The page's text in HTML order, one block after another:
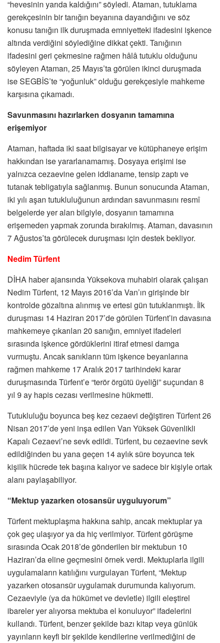
“hevesinin yarıda kaldığını” söyledi. Ataman, tutuklama
gerekçesinin bir tanığın beyanına dayandığını ve söz
konusu tanığın ilk duruşmada emniyetteki ifadesini işkence
altında verdiğini söylediğine dikkat çekti. Tanığının
ifadesini geri çekmesine rağmen hâlâ tutuklu olduğunu
söyleyen Ataman, 25 Mayıs’ta görülen ikinci duruşmada
ise SEGBİS’te “yoğunluk” olduğu gerekçesiyle mahkeme
karşısına çıkamadı.
Savunmasını hazırlarken dosyanın tamamına
erişemiyor
Ataman, haftada iki saat bilgisayar ve kütüphaneye erişim
hakkından ise yararlanamamış. Dosyaya erişimi ise
yalnızca cezaevine gelen iddianame, tensip zaptı ve
tutanak tebligatıyla sağlanmış. Bunun sonucunda Ataman,
iki yılı aşan tutukluluğunun ardından savunmasını resmî
belgelerde yer alan bilgiyle, dosyanın tamamına
erişemeden yapmak zorunda bırakılmış. Ataman, davasının
7 Ağustos’ta görülecek duruşması için destek bekliyor.
Nedim Türfent
DİHA haber ajansında Yüksekova muhabiri olarak çalışan
Nedim Türfent, 12 Mayıs 2016’da Van’ın girişinde bir
kontrolde gözaltına alınmış ve ertesi gün tutuklanmıştı. İlk
duruşması 14 Haziran 2017’de görülen Türfent’in davasına
mahkemeye çıkarılan 20 sanığın, emniyet ifadeleri
sırasında işkence gördüklerini itiraf etmesi damga
vurmuştu. Ancak sanıkların tüm işkence beyanlarına
rağmen mahkeme 17 Aralık 2017 tarihindeki karar
duruşmasında Türfent’e “terör örgütü üyeliği” suçundan 8
yıl 9 ay hapis cezası verilmesine hükmetti.
Tutukluluğu boyunca beş kez cezaevi değiştiren Türfent 26
Nisan 2017’de yeni inşa edilen Van Yüksek Güvenlikli
Kapalı Cezaevi’ne sevk edildi. Türfent, bu cezaevine sevk
edildiğinden bu yana geçen 14 aylık süre boyunca tek
kişilik hücrede tek başına kalıyor ve sadece bir kişiyle ortak
alanı paylaşabiliyor.
“Mektup yazarken otosansür uyguluyorum”
Türfent mektuplaşma hakkına sahip, ancak mektuplar ya
çok geç ulaşıyor ya da hiç verilmiyor. Türfent görüşme
sırasında Ocak 2018’de gönderilen bir mektubun 10
Haziran’da eline geçmesini örnek verdi. Mektuplarla ilgili
uygulamaların katılığını vurgulayan Türfent, “Mektup
yazarken otosansür uygulamak durumunda kalıyorum.
Cezaeviyle (ya da hükümet ve devletle) ilgili eleştirel
ibareler yer alıyorsa mektuba el konuluyor” ifadelerini
kullandı. Türfent, benzer şekilde bazı kitap veya günlük
yayınların keyfi bir şekilde kendilerine verilmediğini de